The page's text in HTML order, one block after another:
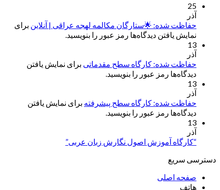
25
آذر
حفاظت شده: 🌟ستارگان مکالمه لهجه عراقی | آنلاین برای
نمایش یافتن دیدگاه‌ها رمز عبور را بنویسید.
13
آذر
حفاظت شده: کارگاه سطح مقدماتی برای نمایش یافتن
دیدگاه‌ها رمز عبور را بنویسید.
13
آذر
حفاظت شده: کارگاه سطح پیشرفته برای نمایش یافتن
دیدگاه‌ها رمز عبور را بنویسید.
13
آذر
“کارگاه آموزش اصول نگارش زبان عربی”
دسترسی سریع
صفحه اصلی
هاتف